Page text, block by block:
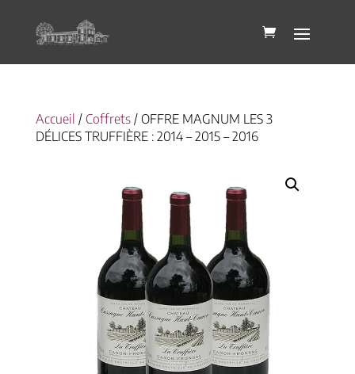
Accueil / Coffrets/ OFFRE MAGNUM LES 3
DÉLICES TRUFFIÈRE : 2014 – 2015 – 2016